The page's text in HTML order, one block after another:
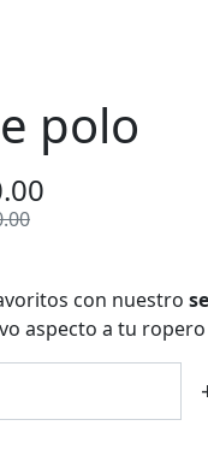
polo
con nuestro
aspecto a tu